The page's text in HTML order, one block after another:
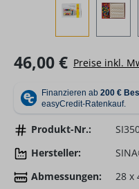
Regulärer Preis:
46,00 € Preise inkl.
Produkt-Nr.:
Hersteller:
Abmessungen:
28 x